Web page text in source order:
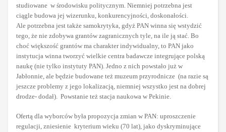
studiowane w środowisku politycznym. Niemniej potrzebna jest
ciągle budowa jej wizerunku, konkurencyjności, doskonałości.
Ale potrzebna jest także samokrytyka, gdyż PAN winna się wstydzić
tego, że nie zdobywa grantów zagranicznych tyle, na ile ją stać. Bo
choć większość grantów ma charakter indywidualny, to PAN jako
instytucja winna tworzyć wielkie centra badawcze integrujące polską
naukę (nie tylko instytuty PAN). Jedno z nich powstało już w
Jabłonnie, ale będzie budowane też muzeum przyrodnicze (na razie są
jeszcze problemy z jego lokalizacją, niemniej wszystko jest na dobrej
drodze- dodał). Powstanie też stacja naukowa w Pekinie.
Ofertą dla wyborców była propozycja zmian w PAN: uproszczenie
regulacji, zniesienie kryterium wieku (70 lat), jako dyskryminujące